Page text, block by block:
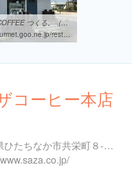
CAKE＋COFFEE つくる。（水戸／洋食・ハンバーグ・洋食全般 ...
restaurant/detail/10424781
コーヒー本店
茨城県ひたちなか市共栄町８-１８